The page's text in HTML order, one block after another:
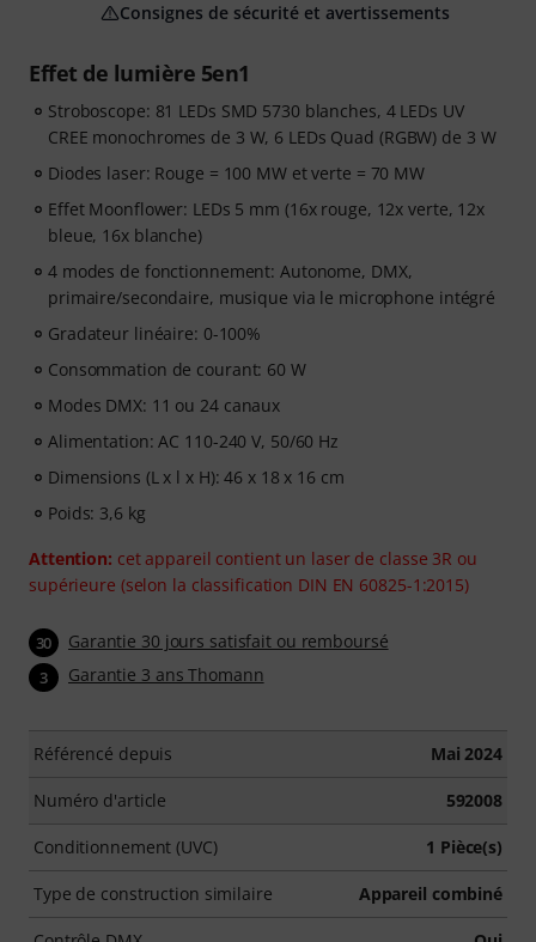
Effet de lumière 5en1
Stroboscope: 81 LEDs SMD 5730 blanches, 4 LEDs UV
CREE monochromes de 3 W, 6 LEDs Quad (RGBW) de 3 W
Diodes laser: Rouge = 100 MW et verte = 70 MW
Effet Moonflower: LEDs 5 mm (16x rouge, 12x verte, 12x
bleue, 16x blanche)
4 modes de fonctionnement: Autonome, DMX,
primaire/secondaire, musique via le microphone intégré
Gradateur linéaire: 0-100%
Consommation de courant: 60 W
Modes DMX: 11 ou 24 canaux
Alimentation: AC 110-240 V, 50/60 Hz
Dimensions (L x l x H): 46 x 18 x 16 cm
Poids: 3,6 kg
Attention: cet appareil contient un laser de classe 3R ou
supérieure (selon la classification DIN EN 60825-1:2015)
30 Garantie 30 jours satisfait ou remboursé
3 Garantie 3 ans Thomann
Référencé depuis Mai 2024
Numéro d'article 592008
Conditionnement (UVC) 1 Pièce(s)
Type de construction similaire Appareil combiné
Consignes de sécurité et avertissements